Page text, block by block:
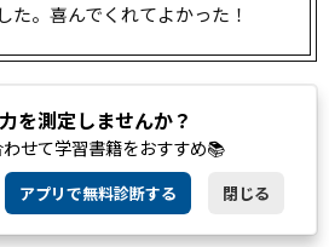
た。喜んでくれてよかった！
ルクの新刊、続々登場
なら、アルクのベストセラー書籍200
を測定しませんか？
せて学習書籍をおすすめ📚
アプリで無料診断する 閉じる